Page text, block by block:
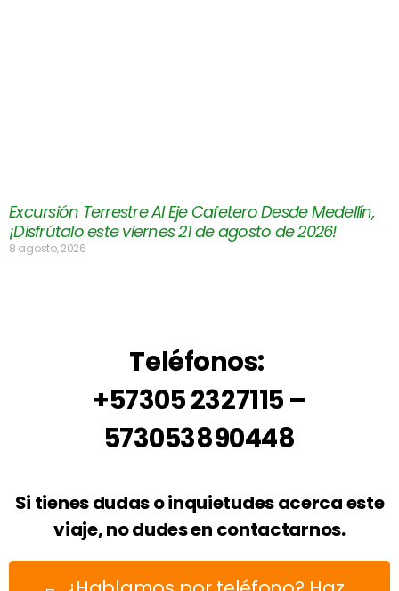
Excursión Terrestre Al Eje Cafetero Desde Medellín,
¡Disfrútalo este viernes 21 de agosto de 2026!
8 agosto, 2026
Teléfonos:
+57305 2327115 –
573053890448
Si tienes dudas o inquietudes acerca este
viaje, no dudes en contactarnos.